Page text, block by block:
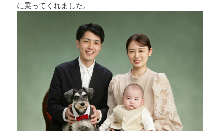
に乗ってくれました。